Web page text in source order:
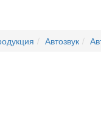
Автозвук